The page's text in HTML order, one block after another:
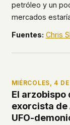
petróleo y un
mercados
Fuentes: Chris
MIÉRCOLES, 4
El arzobispo
exorcista
UFO-